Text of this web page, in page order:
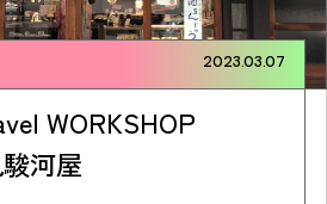
2023.03.07
WORKSHOP
河屋